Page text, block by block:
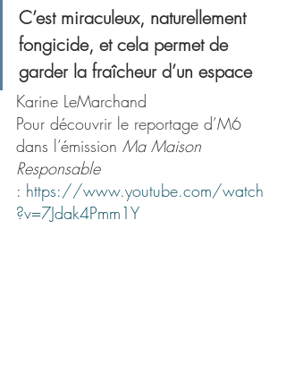
C’est miraculeux, naturellement
fongicide, et cela permet de
garder la fraîcheur d’un espace
Karine LeMarchand
Pour découvrir le reportage d’M6
dans l’émission Ma Maison
Responsable
: https://www.youtube.com/watch
?v=7Jdak4Pmm1Y